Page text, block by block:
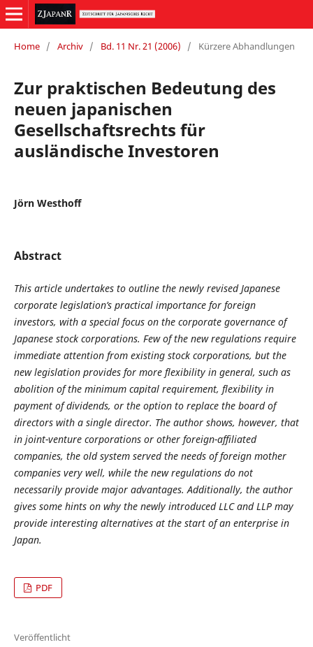
Home / Archiv / Bd. 11 Nr. 21 (2006) / Kürzere Abhandlungen
Zur praktischen Bedeutung des
neuen japanischen
Gesellschaftsrechts für
ausländische Investoren
Jörn Westhoff
Abstract
This article undertakes to outline the newly revised Japanese
corporate legislation’s practical importance for foreign
investors, with a special focus on the corporate governance of
Japanese stock corporations. Few of the new regulations require
immediate attention from existing stock corporations, but the
new legislation provides for more flexibility in general, such as
abolition of the minimum capital requirement, flexibility in
payment of dividends, or the option to replace the board of
directors with a single director. The author shows, however, that
in joint-venture corporations or other foreign-affiliated
companies, the old system served the needs of foreign mother
companies very well, while the new regulations do not
necessarily provide major advantages. Additionally, the author
gives some hints on why the newly introduced LLC and LLP may
provide interesting alternatives at the start of an enterprise in
Japan.
PDF
Veröffentlicht